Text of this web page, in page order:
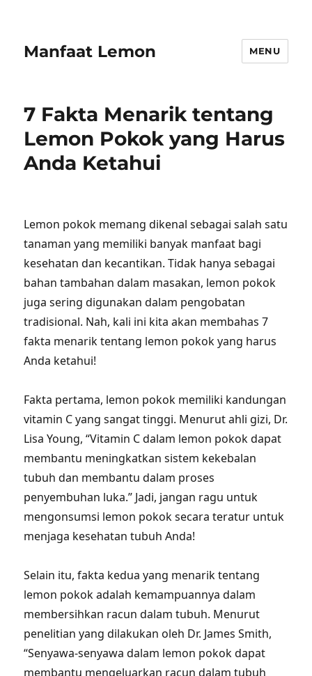
Manfaat Lemon MENU
7 Fakta Menarik tentang
Lemon Pokok yang Harus
Anda Ketahui
Lemon pokok memang dikenal sebagai salah satu
tanaman yang memiliki banyak manfaat bagi
kesehatan dan kecantikan. Tidak hanya sebagai
bahan tambahan dalam masakan, lemon pokok
juga sering digunakan dalam pengobatan
tradisional. Nah, kali ini kita akan membahas 7
fakta menarik tentang lemon pokok yang harus
Anda ketahui!
Fakta pertama, lemon pokok memiliki kandungan
vitamin C yang sangat tinggi. Menurut ahli gizi, Dr.
Lisa Young, “Vitamin C dalam lemon pokok dapat
membantu meningkatkan sistem kekebalan
tubuh dan membantu dalam proses
penyembuhan luka.” Jadi, jangan ragu untuk
mengonsumsi lemon pokok secara teratur untuk
menjaga kesehatan tubuh Anda!
Selain itu, fakta kedua yang menarik tentang
lemon pokok adalah kemampuannya dalam
membersihkan racun dalam tubuh. Menurut
penelitian yang dilakukan oleh Dr. James Smith,
“Senyawa-senyawa dalam lemon pokok dapat
membantu mengeluarkan racun dalam tubuh